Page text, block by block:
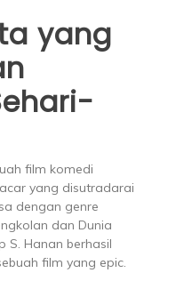
yang
film komedi
yang disutradarai
dengan genre
dan Dunia
S. Hanan berhasil
film yang epic.